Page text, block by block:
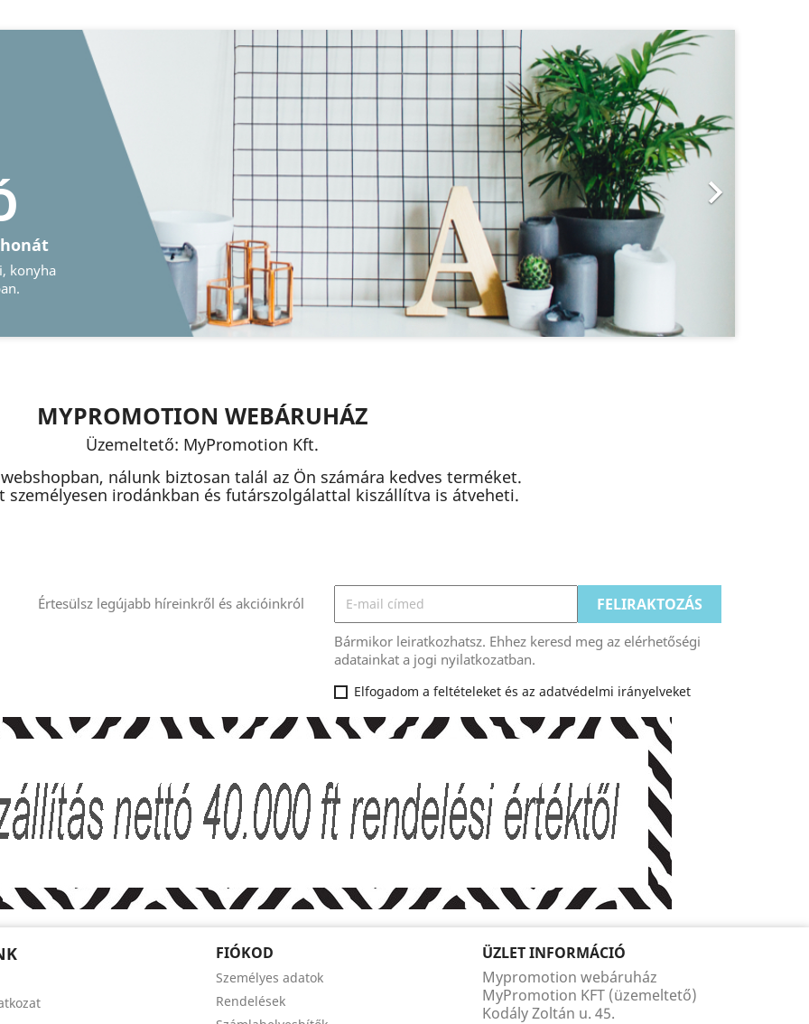
meg emlékeit
szó hagyományos vagy digitális
nálunk megtalálja ezeket

Következő
MYPROMOTION WEBÁRUHÁZ
Üzemeltető: MyPromotion Kft.
nálunk biztosan talál az Ön számára kedves terméket.
személyesen irodánkban és futárszolgálattal kiszállítva is átveheti.
Értesülsz legújabb híreinkről és akcióinkról
Bármikor leiratkozhatsz. Ehhez keresd meg az elérhetőségi
adatainkat a jogi nyilatkozatban.
Elfogadom a feltételeket és az adatvédelmi irányelveket
FIÓKOD
Személyes adatok
Rendelések
ÜZLET INFORMÁCIÓ
Mypromotion webáruház
MyPromotion KFT (üzemeltető)
Kodály Zoltán u. 45.